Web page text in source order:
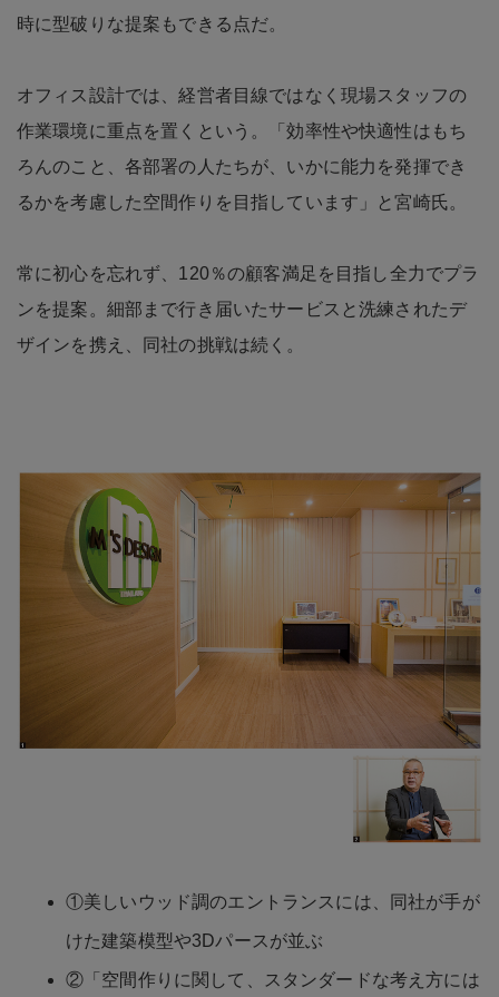
時に型破りな提案もできる点だ。
オフィス設計では、経営者目線ではなく現場スタッフの
作業環境に重点を置くという。「効率性や快適性はもち
ろんのこと、各部署の人たちが、いかに能力を発揮でき
るかを考慮した空間作りを目指しています」と宮崎氏。
常に初心を忘れず、120％の顧客満足を目指し全力でプラ
ンを提案。細部まで行き届いたサービスと洗練されたデ
ザインを携え、同社の挑戦は続く。
①美しいウッド調のエントランスには、同社が手が
けた建築模型や3Dパースが並ぶ
②「空間作りに関して、スタンダードな考え方には